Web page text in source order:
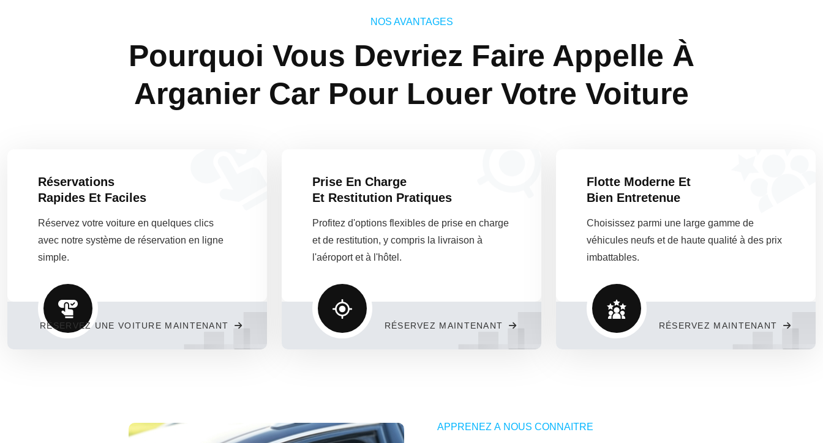
NOS AVANTAGES
Pourquoi Vous Devriez Faire Appelle À
Arganier Car Pour Louer Votre Voiture
Réservations
Rapides Et Faciles
Réservez votre voiture en quelques clics
avec notre système de réservation en ligne
simple.
RÉSERVEZ UNE VOITURE MAINTENANT
Prise En Charge
Et Restitution Pratiques
Profitez d'options flexibles de prise en charge
et de restitution, y compris la livraison à
l'aéroport et à l'hôtel.
RÉSERVEZ MAINTENANT
Flotte Moderne Et
Bien Entretenue
Choisissez parmi une large gamme de
véhicules neufs et de haute qualité à des prix
imbattables.
RÉSERVEZ MAINTENANT
APPRENEZ À NOUS CONNAÎTRE